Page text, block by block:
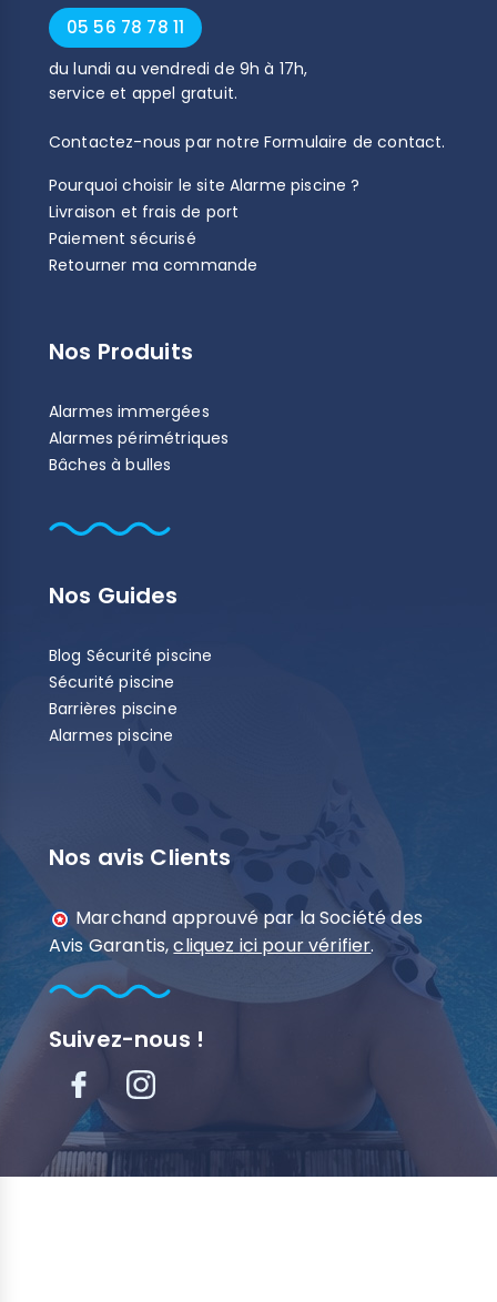
05 56 78 78 11
dulundi au vendredi de 9h à 17h,
service et appel gratuit.
Contactez-nous par notre Formulaire de contact.
Pourquoi choisir le site Alarme piscine ?
Livraison et frais de port
Paiement sécurisé
Retourner ma commande
Nos Produits
Alarmes immergées
Alarmes périmétriques
Bâches à bulles
Nos Guides
Blog Sécurité piscine
Sécurité piscine
Barrières piscine
Alarmes piscine
Nos avis Clients
Marchand approuvé par la Société des
Avis Garantis,cliquez ici pour vérifier.
Suivez-nous !